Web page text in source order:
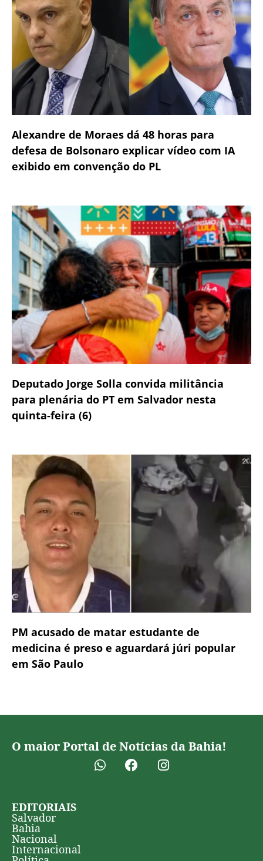
Alexandre de Moraes dá 48 horas para
defesa de Bolsonaro explicar vídeo com IA
exibido em convenção do PL
Deputado Jorge Solla convida militância
para plenária do PT em Salvador nesta
quinta-feira (6)
PM acusado de matar estudante de
medicina é preso e aguardará júri popular
em São Paulo
O maior Portal de Notícias da Bahia!
EDITORIAIS
Salvador
Bahia
Nacional
Internacional